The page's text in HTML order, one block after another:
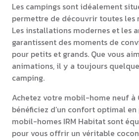
Les campings sont idéalement
permettre de découvrir toutes les
Les installations modernes et les
garantissent des moments de
pour petits et grands. Que vous
animations, il y a toujours
camping.
Achetez votre mobil-home neuf à
bénéficiez d’un confort optimal
mobil-homes IRM Habitat sont
pour vous offrir un véritable